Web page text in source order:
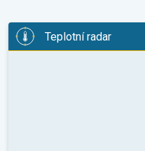
Teplotní radar